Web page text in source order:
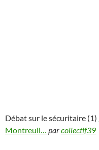
Débat sur le sécuritaire (1)
Montreuil… parcollectif39